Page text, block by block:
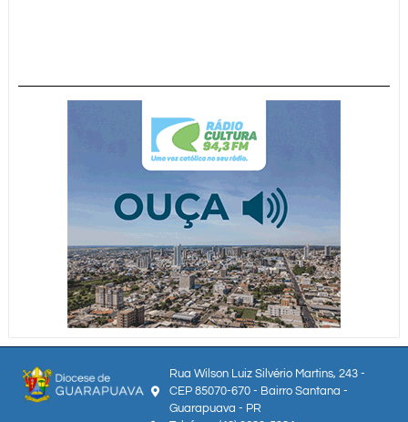
Rua Wilson Luiz Silvério Martins, 243 -
CEP 85070-670 - Bairro Santana -
Guarapuava - PR